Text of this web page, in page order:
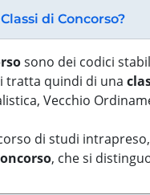
di Concorso?
sono dei codici
tratta quindi di una
Vecchio
di studi
, che si